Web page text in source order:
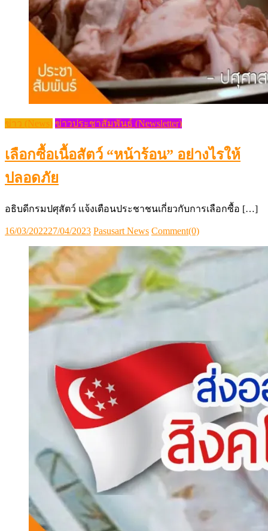
ข่าว (News) ข่าวประชาสัมพันธ์ (Newsletter)
เลือกซื้อเนื้อสัตว์ “หน้าร้อน” อย่างไรให้
ปลอดภัย
อธิบดีกรมปศุสัตว์ แจ้งเตือนประชาชนเกี่ยวกับการเลือกซื้อ […]
Posted
16/03/202227/04/2023 Author
Pasusart News Comment(0)